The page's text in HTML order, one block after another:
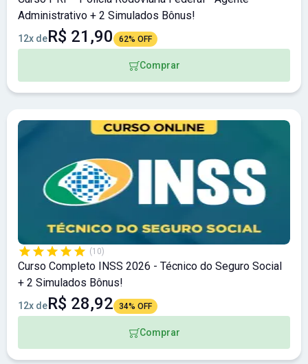
Administrativo + 2 Simulados Bônus!
12x deR$ 21,90 62% OFF
Comprar
(10)
Curso Completo INSS 2026 - Técnico do Seguro Social
+ 2 Simulados Bônus!
12x deR$ 28,92 34% OFF
Comprar